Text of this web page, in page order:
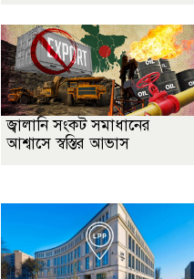
জ্বালানি সংকট সমাধানের
আশ্বাসে স্বস্তির আভাস